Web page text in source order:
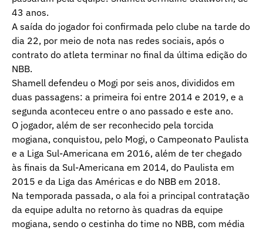
43 anos.
A saída do jogador foi confirmada pelo clube na tarde do
dia 22, por meio de nota nas redes sociais, após o
contrato do atleta terminar no final da última edição do
NBB.
Shamell defendeu o Mogi por seis anos, divididos em
duas passagens: a primeira foi entre 2014 e 2019, e a
segunda aconteceu entre o ano passado e este ano.
O jogador, além de ser reconhecido pela torcida
mogiana, conquistou, pelo Mogi, o Campeonato Paulista
e a Liga Sul-Americana em 2016, além de ter chegado
às finais da Sul-Americana em 2014, do Paulista em
2015 e da Liga das Américas e do NBB em 2018.
Na temporada passada, o ala foi a principal contratação
da equipe adulta no retorno às quadras da equipe
mogiana, sendo o cestinha do time no NBB, com média